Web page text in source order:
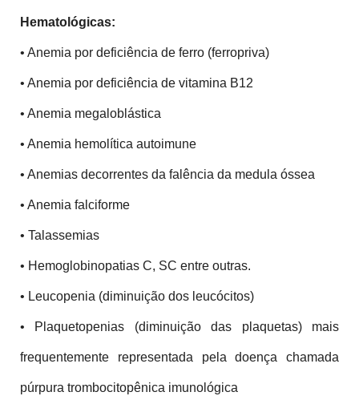
Hematológicas:
• Anemia por deficiência de ferro (ferropriva)
• Anemia por deficiência de vitamina B12
• Anemia megaloblástica
• Anemia hemolítica autoimune
• Anemias decorrentes da falência da medula óssea
• Anemia falciforme
• Talassemias
• Hemoglobinopatias C, SC entre outras.
• Leucopenia (diminuição dos leucócitos)
• Plaquetopenias (diminuição das plaquetas) mais
frequentemente representada pela doença chamada
púrpura trombocitopênica imunológica